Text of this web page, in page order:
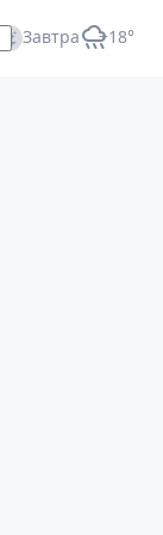
Завтра +18°